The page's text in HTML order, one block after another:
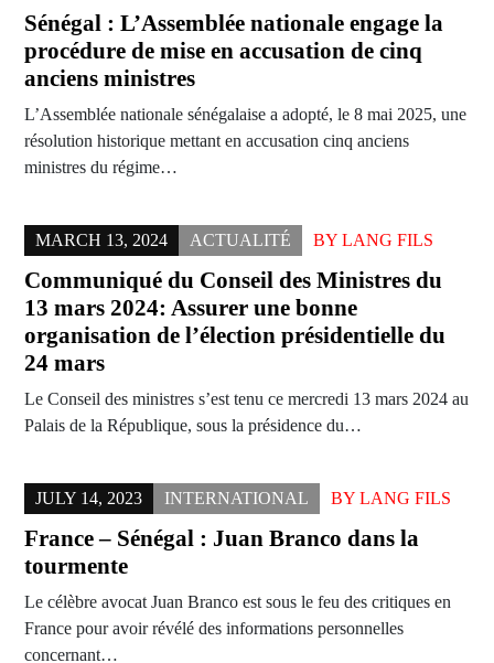
Sénégal : L’Assemblée nationale engage la
procédure de mise en accusation de cinq
anciens ministres
L’Assemblée nationale sénégalaise a adopté, le 8 mai 2025, une
résolution historique mettant en accusation cinq anciens
ministres du régime…
MARCH 13, 2024 ACTUALITÉ BY LANG FILS
Communiqué du Conseil des Ministres du
13 mars 2024: Assurer une bonne
organisation de l’élection présidentielle du
24 mars
Le Conseil des ministres s’est tenu ce mercredi 13 mars 2024 au
Palais de la République, sous la présidence du…
JULY 14, 2023 INTERNATIONAL BY LANG FILS
France – Sénégal : Juan Branco dans la
tourmente
Le célèbre avocat Juan Branco est sous le feu des critiques en
France pour avoir révélé des informations personnelles
concernant…